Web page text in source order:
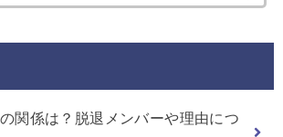
索:
関係は？脱退メンバーや理由につ